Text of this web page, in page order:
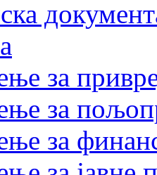
за
за
за